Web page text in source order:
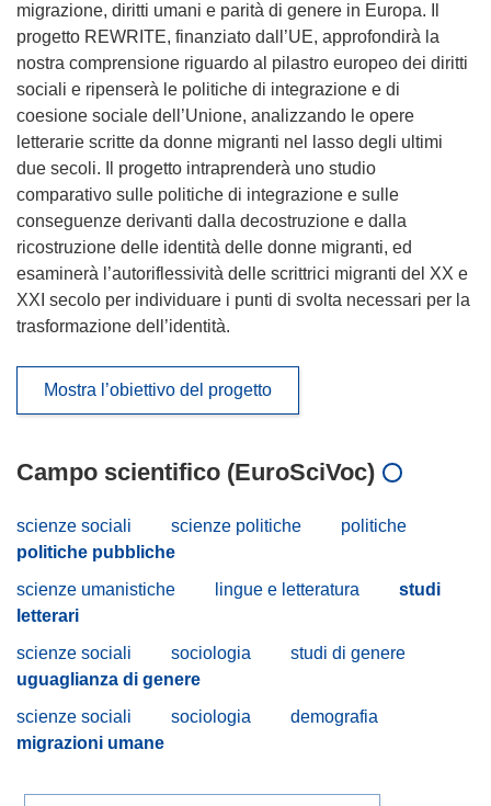
migrazione, diritti umani e parità di genere in Europa. Il
progetto REWRITE, finanziato dall’UE, approfondirà la
nostra comprensione riguardo al pilastro europeo dei diritti
sociali e ripenserà le politiche di integrazione e di
coesione sociale dell’Unione, analizzando le opere
letterarie scritte da donne migranti nel lasso degli ultimi
due secoli. Il progetto intraprenderà uno studio
comparativo sulle politiche di integrazione e sulle
conseguenze derivanti dalla decostruzione e dalla
ricostruzione delle identità delle donne migranti, ed
esaminerà l’autoriflessività delle scrittrici migranti del XX e
XXI secolo per individuare i punti di svolta necessari per la
trasformazione dell’identità.
Mostra l’obiettivo del progetto
Campo scientifico (EuroSciVoc)
scienze sociali scienze politiche
politiche
politiche pubbliche
scienze umanistiche
lingue e letteratura
studi
letterari
scienze sociali
sociologia
studi di genere
uguaglianza di genere
scienze sociali
sociologia
demografia
migrazioni umane